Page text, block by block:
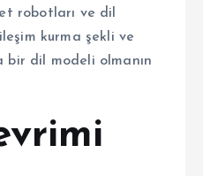
robotları ve dil
kurma şekli ve
bir dil modeli olmanın